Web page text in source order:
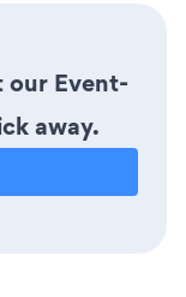
our Event-
away.